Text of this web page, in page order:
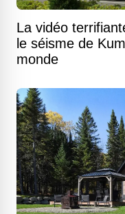
La vidéo
le séisme de
monde